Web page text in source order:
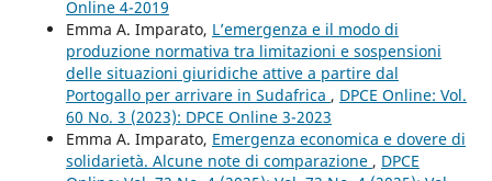
Online 4-2019
Emma A. Imparato, L’emergenza e il modo di
produzione normativa tra limitazioni e sospensioni
delle situazioni giuridiche attive a partire dal
Portogallo per arrivare in Sudafrica , DPCE Online: Vol.
60 No. 3 (2023): DPCE Online 3-2023
Emma A. Imparato, Emergenza economica e dovere di
solidarietà. Alcune note di comparazione , DPCE